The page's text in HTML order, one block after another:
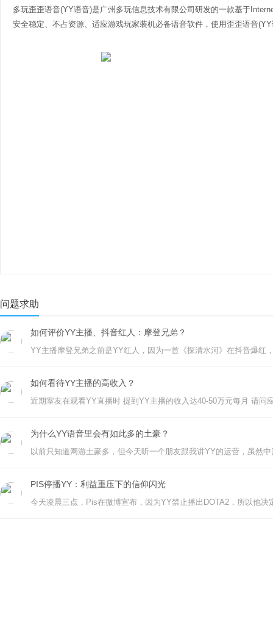
多玩歪歪语音(YY语音)是广州多玩信息技术有限公司研发的一款基于
安全稳定、不占资源、适应游戏玩家装机必备语音软件，使用歪歪语音
问题求助
如何评价YY主播、抖音红人：摩登兄弟？
如何看待YY主播的高收入？
为什么YY语音里会有如此多的土豪？
PIS停播YY：利益重压下的信仰闪光